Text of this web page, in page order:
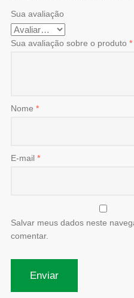
Sua avaliação
Sua avaliação sobre o produto *
Nome *
E-mail *
Salvar meus dados neste
comentar.